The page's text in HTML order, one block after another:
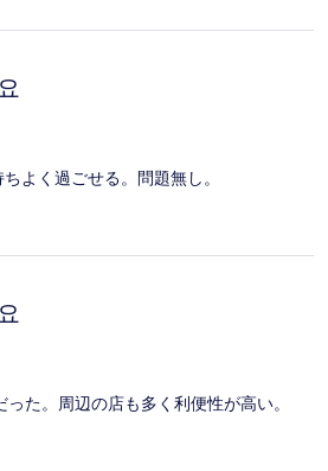
よく過ごせる。問題無し。
た。周辺の店も多く利便性が高い。